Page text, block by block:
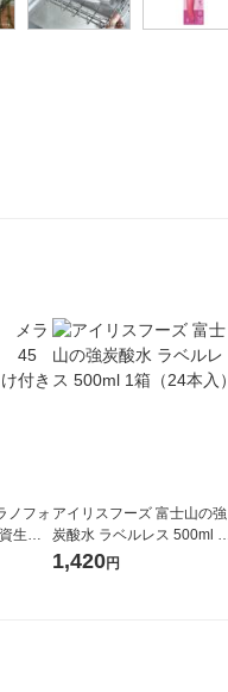
ノフォ
生
アイリスフーズ 富士山の強
炭酸水 ラベルレス 500ml 1
箱（24本入）
1,420円